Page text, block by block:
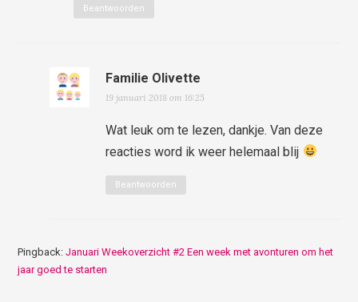
Beantwoorden
Familie Olivette
19 januari 2018 om 16:25
Wat leuk om te lezen, dankje. Van deze
reacties word ik weer helemaal blij
Beantwoorden
Pingback:Januari Weekoverzicht #2 Een week met avonturen om het
jaar goed te starten